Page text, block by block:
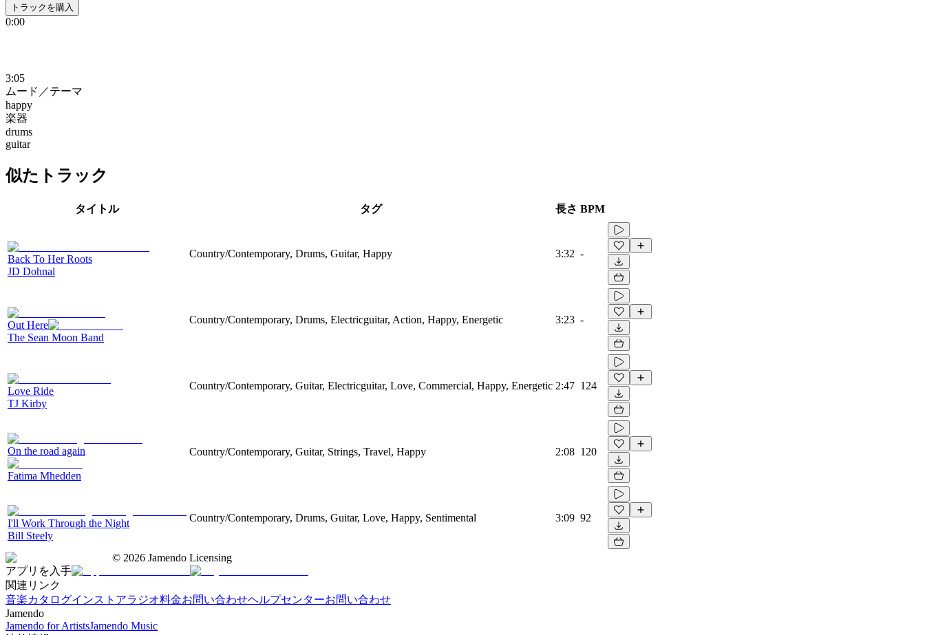
トラックを購入
0:00
3:05
ムード／テーマ
happy
楽器
drums
guitar
似たトラック
タイトル タグ 長さ BPM
Back To Her Roots
JD Dohnal
Country/Contemporary, Drums, Guitar, Happy 3:32 -
Out Here
The Sean Moon Band
Country/Contemporary, Drums, Electricguitar, Action, Happy, Energetic 3:23 -
Love Ride
TJ Kirby
Country/Contemporary, Guitar, Electricguitar, Love, Commercial, Happy, Energetic 2:47 124
On the road again
Fatima Mhedden
Country/Contemporary, Guitar, Strings, Travel, Happy 2:08 120
I'll Work Through the Night
Bill Steely
Country/Contemporary, Drums, Guitar, Love, Happy, Sentimental 3:09 92
© 2026 Jamendo Licensing
アプリを入手
関連リンク
音楽カタログインストアラジオ料金お問い合わせヘルプセンターお問い合わせ
Jamendo
Jamendo for ArtistsJamendo Music